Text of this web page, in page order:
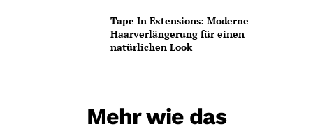
Tape In Extensions: Moderne
Haarverlängerung für einen
natürlichen Look
Mehr wie das